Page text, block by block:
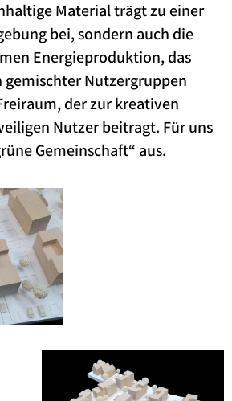
Material trägt zu einer
bei, sondern auch die
Energieproduktion, das
Nutzergruppen
der zur kreativen
Nutzer beitragt. Für uns
Gemeinschaft“ aus.